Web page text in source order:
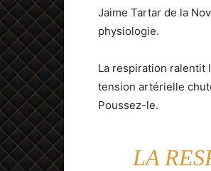
Jaime Tartar de la
physiologie.
La respiration ralentit
tension artérielle
Poussez-le.
LA